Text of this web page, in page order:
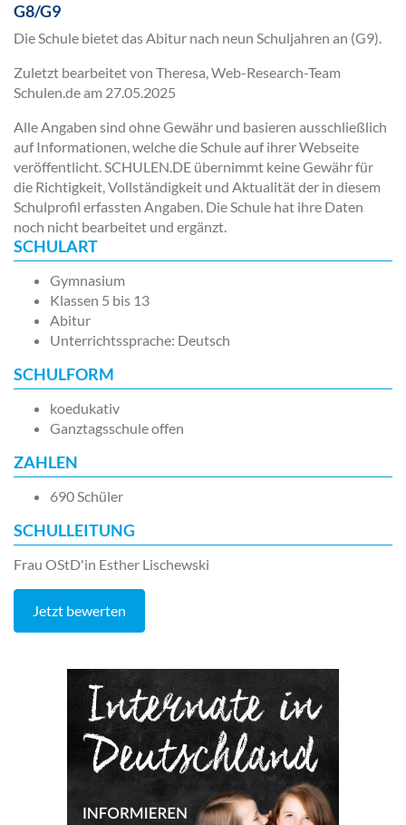
G8/G9
Die Schule bietet das Abitur nach neun Schuljahren an (G9).
Zuletzt bearbeitet von Theresa, Web-Research-Team
Schulen.de am 27.05.2025
Alle Angaben sind ohne Gewähr und basieren ausschließlich
auf Informationen, welche die Schule auf ihrer Webseite
veröffentlicht. SCHULEN.DE übernimmt keine Gewähr für
die Richtigkeit, Vollständigkeit und Aktualität der in diesem
Schulprofil erfassten Angaben. Die Schule hat ihre Daten
noch nicht bearbeitet und ergänzt.
SCHULART
Gymnasium
Klassen 5 bis 13
Abitur
Unterrichtssprache: Deutsch
SCHULFORM
koedukativ
Ganztagsschule offen
ZAHLEN
690 Schüler
SCHULLEITUNG
Frau OStD'in Esther Lischewski
Jetzt bewerten